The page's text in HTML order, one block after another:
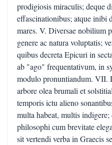
prodigiosis miraculis; deque
effascinationibus; atque inibi
mares. V. Diversae nobilium
genere ac natura voluptatis;
quibus decreta Epicuri in
ab "ago" frequentativum, in
modulo pronuntiandum. VII.
arbore olea brumali et
temporis ictu alieno
multa habeat, multis indigere;
philosophi cum brevitate
sit vertendi verba in Graecis